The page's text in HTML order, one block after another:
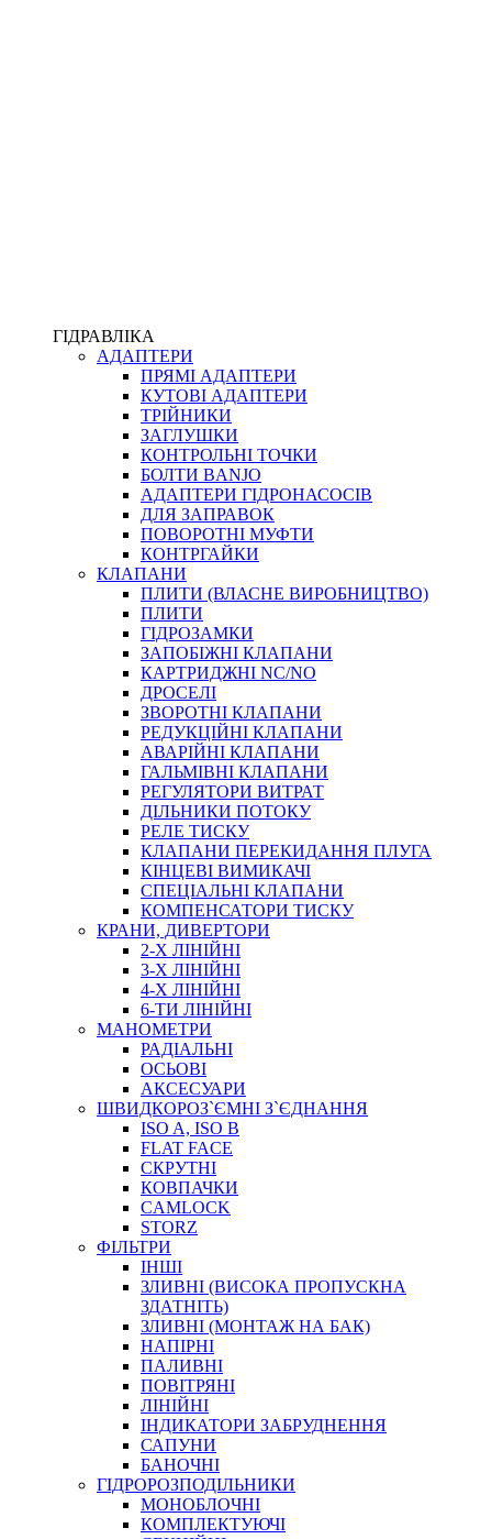
ФІТИНГИ ДІАГНОСТИЧНІ
АКСЕСУАРИ
ТРУБКИ ТА КОМПЛЕКТУЮЧІ
ФІТИНГИ ГІДРАВЛІЧНІ
ФІТИНГИ КОНДИЦІОНЕРНІ
ЗАХИСТ РУКАВІВ
ФІТИНГИ KARCHER
ФІТИНГИ НА ПІДЙОМ КАБІНИ
КОНЕКТОРИ
ХОМУТИ
ЧЕРВ`ЯЧНІ
ПРУЖИННІ
НЕЙЛОНОВІ
ПРОРЕЗИНЕНІ
АВТОТОВАРИ
АВТОХІМІЯ
ДОМКРАТИ
НАБОРИ ЗАПОБІЖНИКІВ, КЛЕМ, АКСЕСУАРІВ
НАСОСИ, КОМПРЕСОРИ, МАНОМЕТРИ
ПАСТА, АНТИСЕПТИК
ІНСТРУМЕНТ
САДОВИЙ ІНВЕНТАР
ЕЛЕКТРИЧНІ ПРИЛАДИ
ПАЛЬНИКИ, ПАЯЛЬНИКИ, ПАЯЛЬНІ ЛАМПИ
ІНСТРУМЕНТИ ДЛЯ ЕЛЕКТРИКА
ЕЛЕКТРОІНСТРУМЕНТИ
ЗАМКИ І КОМПЛЕКТУЮЧІ
ІНСТРУМЕНТИ ДЛЯ ЗВАРЮВАННЯ, АКСЕСУАРИ
ГІДРАВЛІКА
АДАПТЕРИ
ПРЯМІ АДАПТЕРИ
КУТОВІ АДАПТЕРИ
ТРІЙНИКИ
ЗАГЛУШКИ
КОНТРОЛЬНІ ТОЧКИ
БОЛТИ BANJO
АДАПТЕРИ ГІДРОНАСОСІВ
ДЛЯ ЗАПРАВОК
ПОВОРОТНІ МУФТИ
КОНТРГАЙКИ
КЛАПАНИ
ПЛИТИ (ВЛАСНЕ ВИРОБНИЦТВО)
ПЛИТИ
ГІДРОЗАМКИ
ЗАПОБІЖНІ КЛАПАНИ
КАРТРИДЖНІ NC/NO
ДРОСЕЛІ
ЗВОРОТНІ КЛАПАНИ
РЕДУКЦІЙНІ КЛАПАНИ
АВАРІЙНІ КЛАПАНИ
ГАЛЬМІВНІ КЛАПАНИ
РЕГУЛЯТОРИ ВИТРАТ
ДІЛЬНИКИ ПОТОКУ
РЕЛЕ ТИСКУ
КЛАПАНИ ПЕРЕКИДАННЯ ПЛУГА
КІНЦЕВІ ВИМИКАЧІ
СПЕЦІАЛЬНІ КЛАПАНИ
КОМПЕНСАТОРИ ТИСКУ
КРАНИ, ДИВЕРТОРИ
2-Х ЛІНІЙНІ
3-Х ЛІНІЙНІ
4-Х ЛІНІЙНІ
6-ТИ ЛІНІЙНІ
МАНОМЕТРИ
РАДІАЛЬНІ
ОСЬОВІ
АКСЕСУАРИ
ШВИДКОРОЗ`ЄМНІ З`ЄДНАННЯ
ISO A, ISO B
FLAT FACE
СКРУТНІ
КОВПАЧКИ
CAMLOCK
STORZ
ФІЛЬТРИ
ІНШІ
ЗЛИВНІ (ВИСОКА ПРОПУСКНА
ЗДАТНІТЬ)
ЗЛИВНІ (МОНТАЖ НА БАК)
НАПІРНІ
ПАЛИВНІ
ПОВІТРЯНІ
ЛІНІЙНІ
ІНДИКАТОРИ ЗАБРУДНЕННЯ
САПУНИ
БАНОЧНІ
ГІДРОРОЗПОДІЛЬНИКИ
МОНОБЛОЧНІ
КОМПЛЕКТУЮЧІ